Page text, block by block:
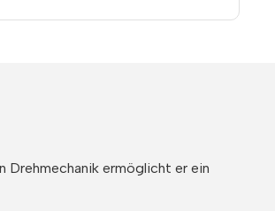
ermöglicht er ein